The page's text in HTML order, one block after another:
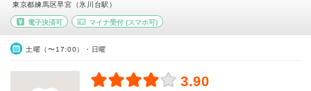
東京都練馬区早宮（氷川台駅）
電子決済可 マイナ受付(スマホ可)
土曜（〜17:00）・日曜
3.90